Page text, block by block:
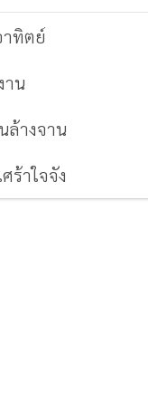
าทิตย์
าน
ล้างจาน
ร้าใจจัง